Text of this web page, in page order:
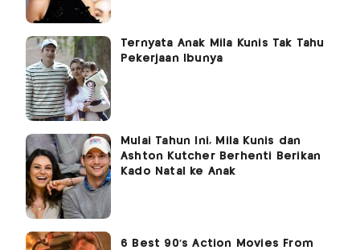
Ternyata Anak Mila Kunis Tak Tahu
Pekerjaan Ibunya
Mulai Tahun Ini, Mila Kunis dan
Ashton Kutcher Berhenti Berikan
Kado Natal ke Anak